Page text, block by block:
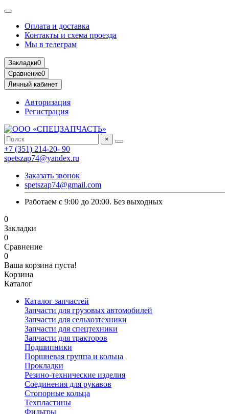
Оплата и доставка
Контакты и схема проезда
Мы в телеграм
Закладки0
Сравнение0
Личный кабинет
Авторизация
Регистрация
×
+7 (351) 214-20- 90
spetszap74@yandex.ru
Заказать звонок
spetszap74@gmail.com
Работаем с 9:00 до 20:00. Без выходных
0
Закладки
0
Сравнение
0
Ваша корзина пуста!
Корзина
Каталог
Каталог запчастей
Запчасти для грузовых автомобилей
Запчасти для сельхозтехники
Запчасти для спецтехники
Запчасти для тракторов
Подшипники
Поршневая группа и кольца
Прокладки
Резино-технические изделия
Соединения для рукавов
Стопорные кольца
Техпластины
Фильтры